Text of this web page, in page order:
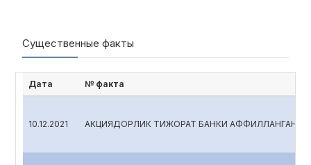
Существенные факты
Дата № факта
10.12.2021 АКЦИЯДОРЛИК ТИЖОРАТ БАНКИ АФФИЛЛАНГАН